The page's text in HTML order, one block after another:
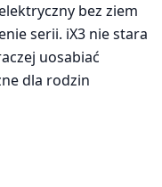
bez ziem
serii. iX3 nie stara
uosabiać
dla rodzin